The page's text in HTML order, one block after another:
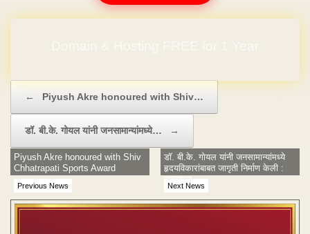
← Piyush Akre honoured with Shiv…
डॉ. बी.के. गोयल यांनी जनसामान्यांमध्ये… →
Previous News
Piyush Akre honoured with Shiv
Chhatrapati Sports Award
Next News
डॉ. बी.के. गोयल यांनी जनसामान्यांमध्ये
हृदयविकारांबाबत जागृती निर्माण केली :
राज्यपाल